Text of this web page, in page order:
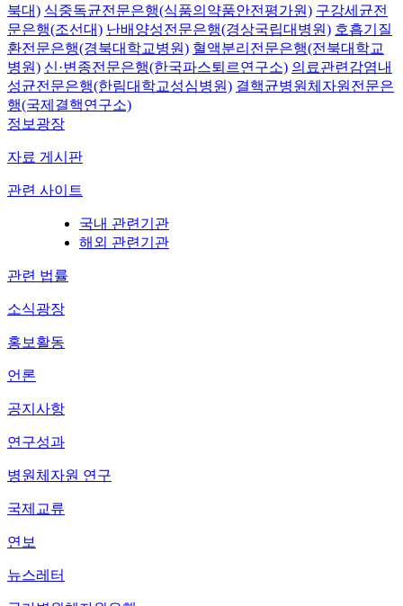
북대) 식중독균전문은행(식품의약품안전평가원) 구강세균전
문은행(조선대) 난배양성전문은행(경상국립대병원) 호흡기질
환전문은행(경북대학교병원) 혈액분리전문은행(전북대학교
병원) 신·변종전문은행(한국파스퇴르연구소) 의료관련감염내
성균전문은행(한림대학교성심병원) 결핵균병원체자원전문은
행(국제결핵연구소)
정보광장
자료 게시판
관련 사이트
국내 관련기관
해외 관련기관
관련 법률
소식광장
홍보활동
언론
공지사항
연구성과
병원체자원 연구
국제교류
연보
뉴스레터